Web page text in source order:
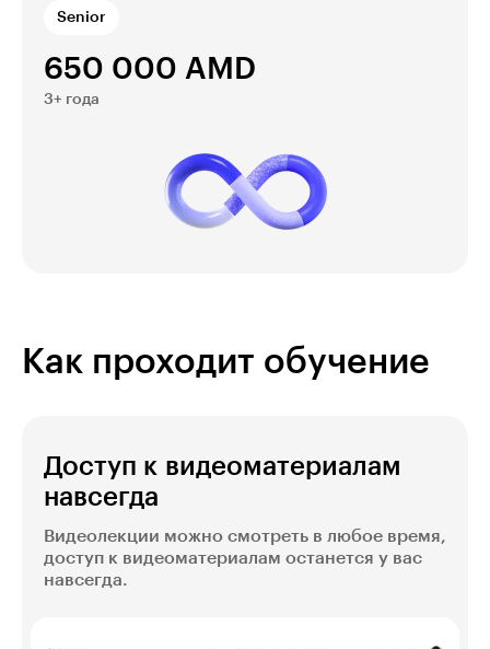
650 000 AMD
Senior
3+ года
Как проходит обучение
Доступ к видеоматериалам
навсегда
Видеолекции можно смотреть в любое время,
доступ к видеоматериалам останется у вас
навсегда.